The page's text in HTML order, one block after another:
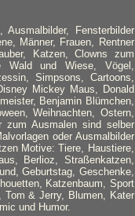
Fensterbilder
Männer, Frauen, Rentner
Katzen, Clowns zum
Wald und Wiese, Vögel,
Simpsons, Cartoons,
Mickey Maus, Donald
Benjamin Blümchen,
Weihnachten, Ostern,
zum Ausmalen sind selber
oder Ausmalbilder
Motive: Tiere, Haustiere,
Berlioz, Straßenkatzen,
Geburtstag, Geschenke,
Katzenbaum, Sport
Tom & Jerry, Blumen, Kater
und Humor.